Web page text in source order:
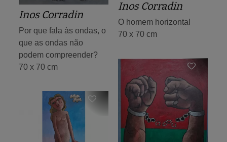
Inos Corradin
O homem horizontal
70 x 70 cm
Inos Corradin
Por que fala às ondas, o
que as ondas não
podem compreender?
70 x 70 cm